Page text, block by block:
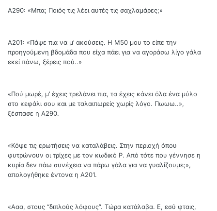
Α290: «Μπα; Ποιός τις λέει αυτές τις σαχλαμάρες;»
Α201: «Πάψε πια να μ’ ακούσεις. Η Μ50 μου το είπε την
προηγούμενη βδομάδα που είχα πάει για να αγοράσω λίγο γάλα
εκεί πάνω, ξέρεις πού..»
«Πού μωρέ, μ’ έχεις τρελάνει πια, τα έχεις κάνει όλα ένα μύλο
στο κεφάλι σου και με ταλαιπωρείς χωρίς λόγο. Πωωω..»,
ξέσπασε η Α290.
«Kόψε τις ερωτήσεις να καταλάβεις. Στην περιοχή όπου
φυτρώνουν οι τρίχες με τον κωδικό Ρ. Από τότε που γέννησε η
κυρία δεν πάω συνέχεια να πάρω γάλα για να γυαλίζουμε;»,
απολογήθηκε έντονα η Α201.
«Ααα, στους “διπλούς λόφους”. Τώρα κατάλαβα. Ε, εσύ φταις,